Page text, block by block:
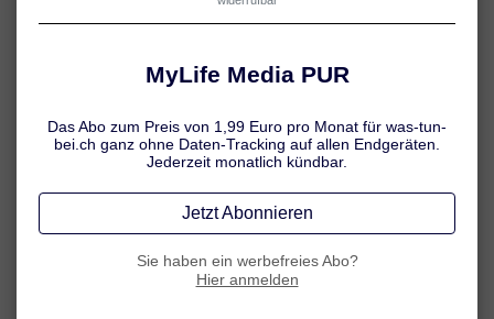
Jennifer Hamatschek
Chefredaktion Medizin und Pharmazie
Jennifer Hamatschek ist eine renommierte Fachjournalistin für
Medizin und Gesundheit, die seit über 15 Jahren komplexe
medizinische Inhalte zielgruppengerecht aufbereitet.